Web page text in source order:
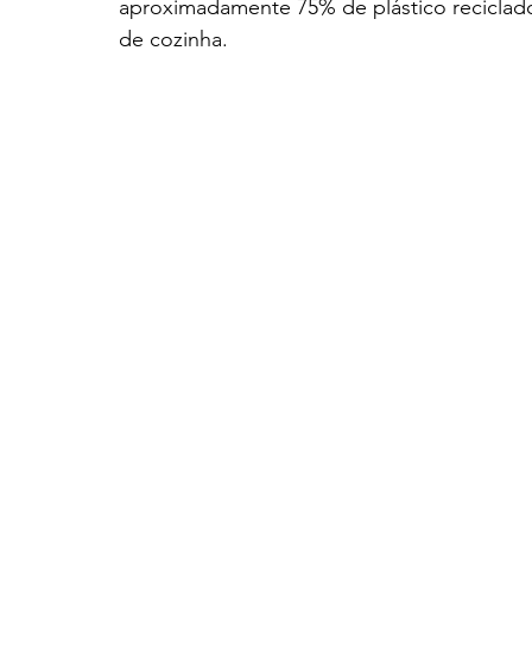
aproximadamente 75% de plástico
de cozinha.